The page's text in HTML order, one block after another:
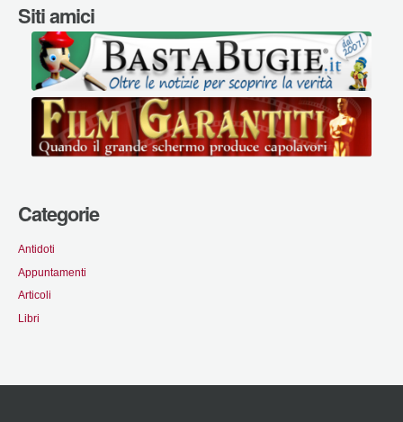
Siti amici
Categorie
Antidoti
Appuntamenti
Articoli
Libri